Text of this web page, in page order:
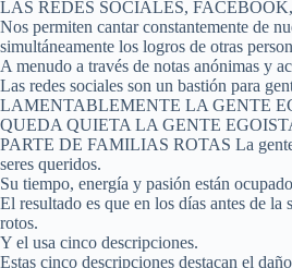
LAS REDES SOCIALES,
Nos permiten cantar constantemente de
simultáneamente los logros de otras
A menudo a través de notas anónimas y
Las redes sociales son un bastión para
LAMENTABLEMENTE LA GENTE
QUEDA QUIETA LA GENTE
PARTE DE FAMILIAS ROTAS La gente
seres queridos.
Su tiempo, energía y pasión están
El resultado es que en los días antes de la
rotos.
Y el usa cinco descripciones.
Estas cinco descripciones destacan el